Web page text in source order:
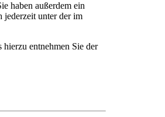
haben außerdem ein
jederzeit unter der im
entnehmen Sie der